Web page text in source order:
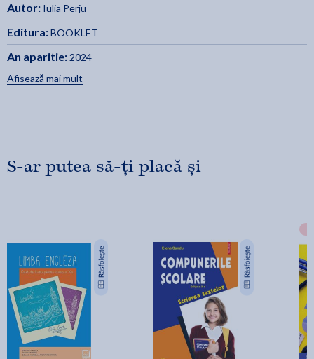
Autor: Iulia Perju
Editura:BOOKLET
An aparitie: 2024
Afisează mai mult
S-ar putea să-ți placă și
-